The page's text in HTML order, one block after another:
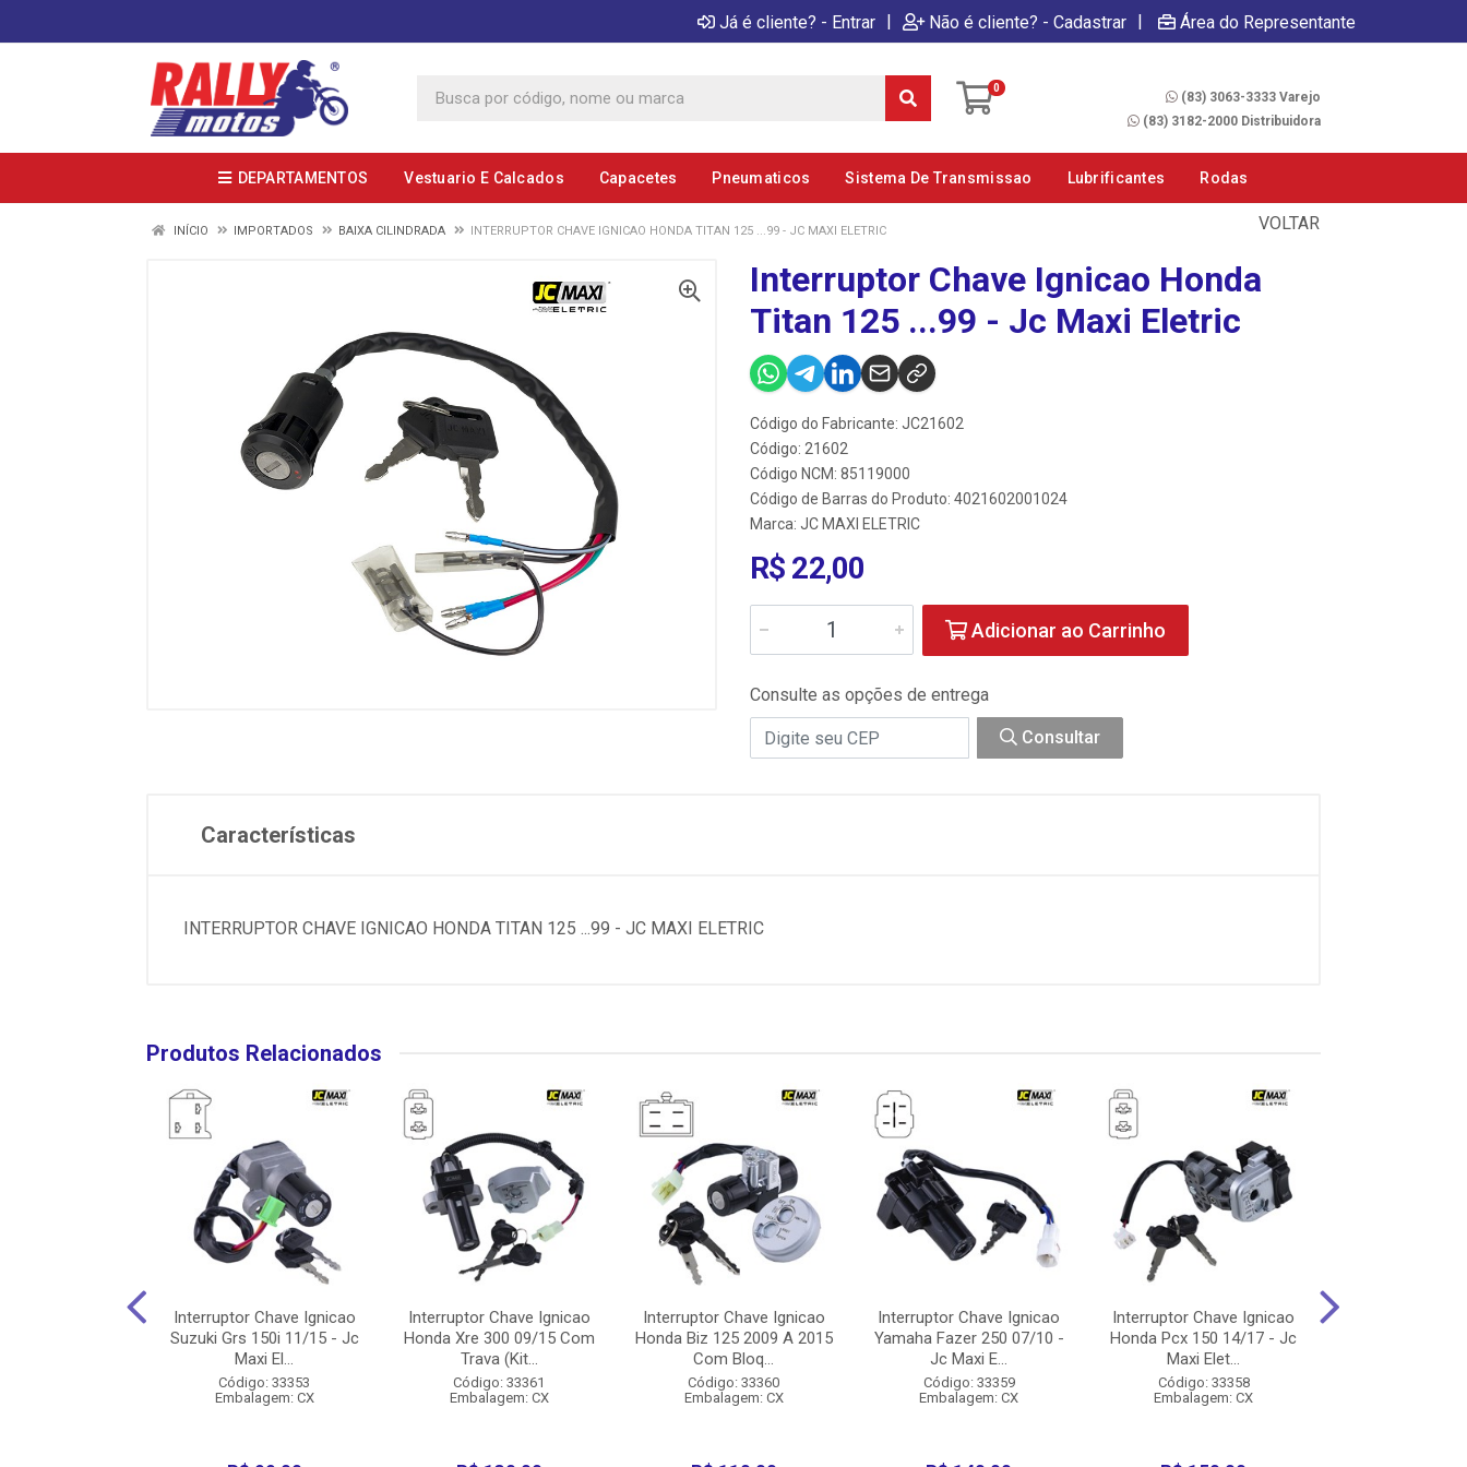
Já é cliente? - Entrar | Não é cliente? - Cadastrar | Área do Representante
0
(83) 3063-3333 Varejo
(83) 3182-2000 Distribuidora
DEPARTAMENTOS Vestuario E Calcados Capacetes Pneumaticos Sistema De Transmissao Lubrificantes Rodas
VOLTAR
INÍCIO IMPORTADOS BAIXA CILINDRADA INTERRUPTOR CHAVE IGNICAO HONDA TITAN 125 ...99 - JC MAXI ELETRIC
Interruptor Chave Ignicao Honda
Titan 125 ...99 - Jc Maxi Eletric
Código do Fabricante: JC21602
Código: 21602
Código NCM: 85119000
Código de Barras do Produto: 4021602001024
Marca: JC MAXI ELETRIC
R$ 22,00
Adicionar ao Carrinho
Consulte as opções de entrega
Consultar
Características
INTERRUPTOR CHAVE IGNICAO HONDA TITAN 125 ...99 - JC MAXI ELETRIC
Produtos Relacionados
Interruptor Chave Ignicao
Suzuki Grs 150i 11/15 - Jc
Maxi El...
Código: 33353
Embalagem: CX
Interruptor Chave Ignicao
Honda Xre 300 09/15 Com
Trava (Kit...
Código: 33361
Embalagem: CX
Interruptor Chave Ignicao
Honda Biz 125 2009 A 2015
Com Bloq...
Código: 33360
Embalagem: CX
Interruptor Chave Ignicao
Yamaha Fazer 250 07/10 -
Jc Maxi E...
Código: 33359
Embalagem: CX
Interruptor Chave Ignicao
Honda Pcx 150 14/17 - Jc
Maxi Elet...
Código: 33358
Embalagem: CX